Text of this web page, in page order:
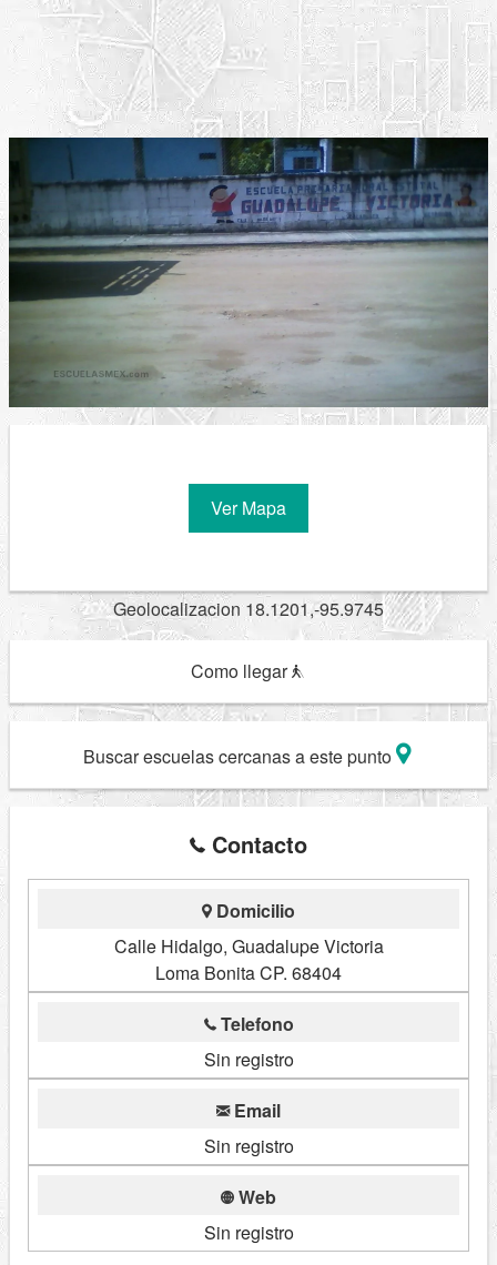
Ver Mapa
Geolocalizacion 18.1201,-95.9745
Como llegar
Buscar escuelas cercanas a este punto
Contacto
Domicilio
Calle Hidalgo, Guadalupe Victoria
Loma Bonita CP. 68404
Telefono
Sin registro
Email
Sin registro
Web
Sin registro